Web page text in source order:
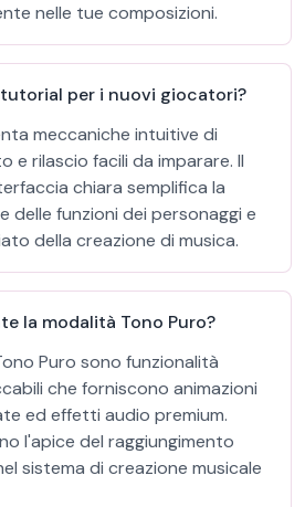
nelle tue composizioni.
per i nuovi giocatori?
meccaniche intuitive di
e rilascio facili da imparare. Il
chiara semplifica la
delle funzioni dei personaggi e
della creazione di musica.
la modalità Tono Puro?
Puro sono funzionalità
che forniscono animazioni
ed effetti audio premium.
l'apice del raggiungimento
sistema di creazione musicale